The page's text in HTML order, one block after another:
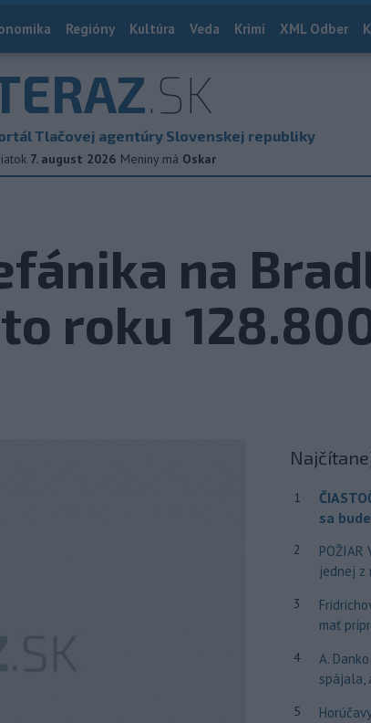
Regióny Kultúra Veda Krimi XML Odber
.SK
Tlačovej agentúry Slovenskej republiky
7. august 2026 Meniny má Oskar
na
roku
1
sa
2
POŽIAR
jednej z
3
mať
4
A.
spájala,
5